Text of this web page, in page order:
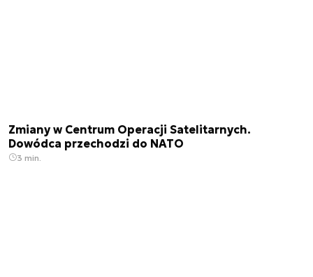
Zmiany w Centrum Operacji Satelitarnych.
Dowódca przechodzi do NATO
3 min.